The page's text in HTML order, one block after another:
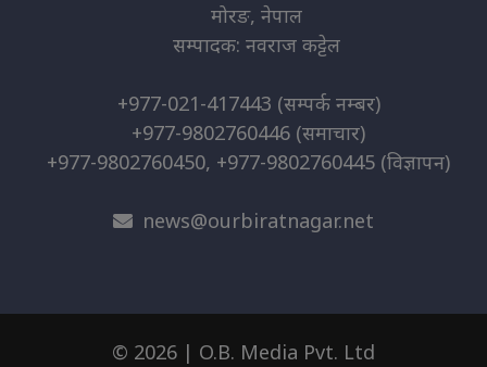
मोरङ, नेपाल
सम्पादक: नवराज कट्टेल
+977-021-417443 (सम्पर्क नम्बर)
+977-9802760446 (समाचार)
+977-9802760450, +977-9802760445 (विज्ञापन)
news@ourbiratnagar.net
© 2026 | O.B. Media Pvt. Ltd